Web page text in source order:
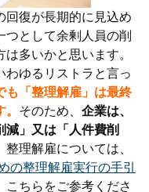
回復が長期的に見込め
として余剰人員の削
多いかと思います。
わゆるリストラと言っ
も「整理解雇」は最終
そのため、 企業は、
減」又は「人件費削
整理解雇については、
の整理解雇実行の手引
こちらをご参考くださ